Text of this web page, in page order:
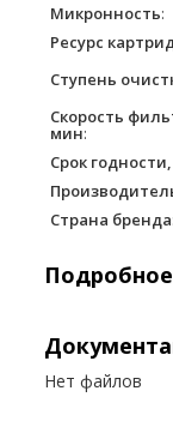
Микронность:
Ресурс
Ступень
Скорость
мин:
Срок
Страна бренда
Нет файлов